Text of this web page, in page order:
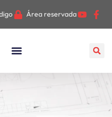
Área reservada